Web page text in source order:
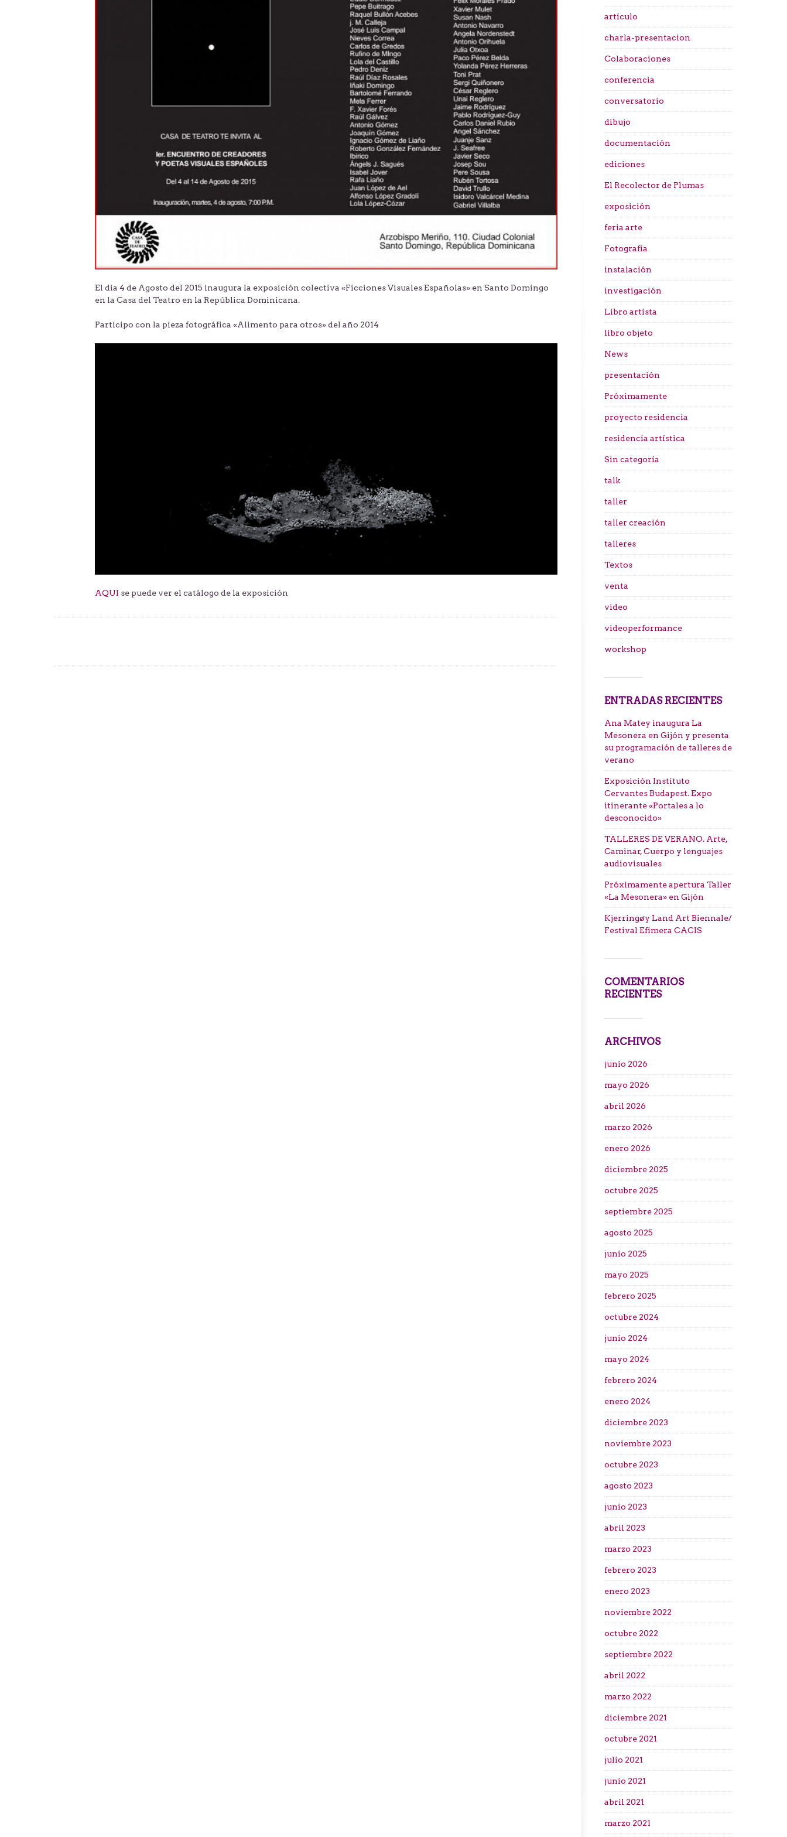
El día 4 de Agosto del 2015 inaugura la exposición colectiva «Ficciones Visuales Españolas» en Santo Domingo
en la Casa del Teatro en la República Dominicana.
Participo con la pieza fotográfica «Alimento para otros» del año 2014
AQUI se puede ver el catálogo de la exposición
artículo
charla-presentacion
Colaboraciones
conferencia
conversatorio
dibujo
documentación
ediciones
El Recolector de Plumas
exposición
feria arte
Fotografía
instalación
investigación
Libro artista
libro objeto
News
presentación
Próximamente
proyecto residencia
residencia artística
Sin categoría
talk
taller
taller creación
talleres
Textos
venta
video
videoperformance
workshop
ENTRADAS RECIENTES
Ana Matey inaugura La
Mesonera en Gijón y presenta
su programación de talleres de
verano
Exposición Instituto
Cervantes Budapest. Expo
itinerante «Portales a lo
desconocido»
TALLERES DE VERANO. Arte,
Caminar, Cuerpo y lenguajes
audiovisuales
Próximamente apertura Taller
«La Mesonera» en Gijón
Kjerringøy Land Art Biennale/
Festival Efimera CACIS
COMENTARIOS
RECIENTES
ARCHIVOS
junio 2026
mayo 2026
abril 2026
marzo 2026
enero 2026
diciembre 2025
octubre 2025
septiembre 2025
agosto 2025
junio 2025
mayo 2025
febrero 2025
octubre 2024
junio 2024
mayo 2024
febrero 2024
enero 2024
diciembre 2023
noviembre 2023
octubre 2023
agosto 2023
junio 2023
abril 2023
marzo 2023
febrero 2023
enero 2023
noviembre 2022
octubre 2022
septiembre 2022
abril 2022
marzo 2022
diciembre 2021
octubre 2021
julio 2021
junio 2021
abril 2021
marzo 2021